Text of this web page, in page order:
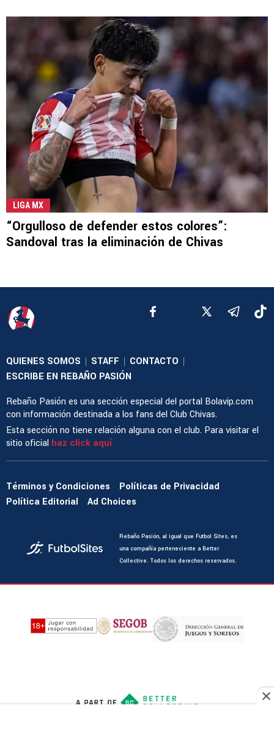
LIGA MX
“Orgulloso de defender estos colores”:
Sandoval tras la eliminación de Chivas
QUIENES SOMOS | STAFF | CONTACTO |
ESCRIBE EN REBAÑO PASIÓN
Rebaño Pasión es una sección especial del portal Bolavip.com
con información destinada a los fans del Club Chivas.
Esta sección no tiene relación alguna con el club. Para visitar el
sitio oficial haz click aquí
Términos y Condiciones
Políticas de Privacidad
Política Editorial
Ad Choices
Rebaño Pasión, al igual que Futbol Sites, es
una compañía perteneciente a Better
Collective. Todos los derechos reservados.